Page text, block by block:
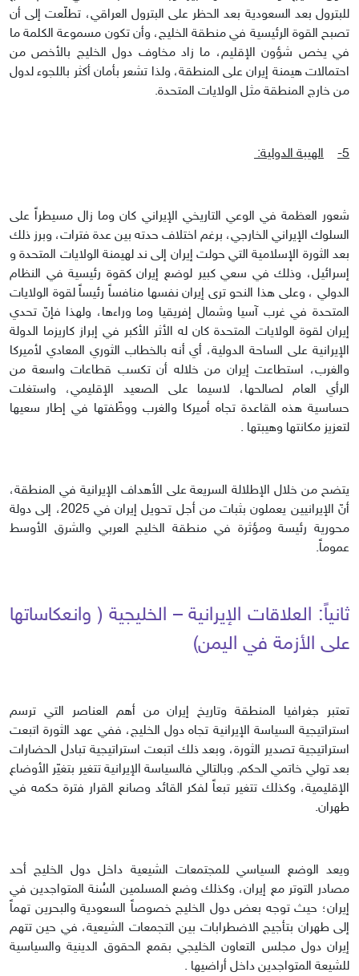
للبترول بعد السعودية بعد الحظر على البترول العراقي، تطلّعت إلى أن
تصبح القوة الرئيسية في منطقة الخليج، وأن تكون مسموعة الكلمة ما
في يخص شؤون الإقليم، ما زاد مخاوف دول الخليج بالأخص من
احتمالات هيمنة إيران على المنطقة، ولذا تشعر بأمان أكثر باللجوء لدول
من خارج المنطقة مثل الولايات المتحدة.
5- الهيبة الدولية:
شعور العظمة في الوعي التاريخي الإيراني كان وما زال مسيطراً على
السلوك الإيراني الخارجي، برغم اختلاف حدته بين عدة فترات، وبرز ذلك
بعد الثورة الإسلامية التي حولت إيران إلى ند لهيمنة الولايات المتحدة و
إسرائيل، وذلك في سعي كبير لوضع إيران كقوة رئيسية في النظام
الدولي ، وعلى هذا النحو ترى إيران نفسها منافساً رئيساً لقوة الولايات
المتحدة في غرب آسيا وشمال إفريقيا وما وراءها، ولهذا فإنّ تحدي
إيران لقوة الولايات المتحدة كان له الأثر الأكبر في إبراز كاريزما الدولة
الإيرانية على الساحة الدولية، أي أنه بالخطاب الثوري المعادي لأميركا
والغرب، استطاعت إيران من خلاله أن تكسب قطاعات واسعة من
الرأي العام لصالحها، لاسيما على الصعيد الإقليمي، واستغلت
حساسية هذه القاعدة تجاه أميركا والغرب ووظّفتها في إطار سعيها
لتعزيز مكانتها وهيبتها .
يتضح من خلال الإطلالة السريعة على الأهداف الإيرانية في المنطقة،
أنّ الإيرانيين يعملون بثبات من أجل تحويل إيران في 2025، إلى دولة
محورية رئيسة ومؤثرة في منطقة الخليج العربي والشرق الأوسط
عموماً.
ثانياً: العلاقات الإيرانية – الخليجية ( وانعكاساتها
على الأزمة في اليمن)
تعتبر جغرافيا المنطقة وتاريخ إيران من أهم العناصر التي ترسم
استراتيجية السياسة الإيرانية تجاه دول الخليج، ففي عهد الثورة اتبعت
استراتيجية تصدير الثورة، وبعد ذلك اتبعت استراتيجية تبادل الحضارات
بعد تولي خاتمي الحكم. وبالتالي فالسياسة الإيرانية تتغير بتغيّر الأوضاع
الإقليمية، وكذلك تتغير تبعاً لفكر القائد وصانع القرار فترة حكمه في
طهران.
ويعد الوضع السياسي للمجتمعات الشيعية داخل دول الخليج أحد
مصادر التوتر مع إيران، وكذلك وضع المسلمين السُنة المتواجدين في
إيران؛ حيث توجه بعض دول الخليج خصوصاً السعودية والبحرين تهماً
إلى طهران بتأجيج الاضطرابات بين التجمعات الشيعية، في حين تتهم
إيران دول مجلس التعاون الخليجي بقمع الحقوق الدينية والسياسية
للشيعة المتواجدين داخل أراضيها .